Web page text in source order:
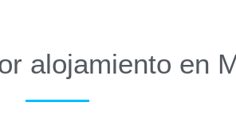
alojamiento en